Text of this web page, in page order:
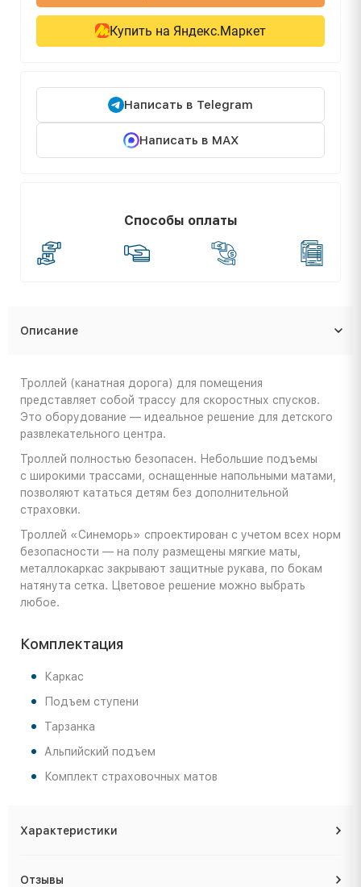
Купить на Яндекс.Маркет
Написать в Telegram
Написать в MAX
Способы оплаты
Описание
Троллей (канатная дорога) для помещения
представляет собой трассу для скоростных спусков.
Это оборудование — идеальное решение для детского
развлекательного центра.
Троллей полностью безопасен. Небольшие подъемы
с широкими трассами, оснащенные напольными матами,
позволяют кататься детям без дополнительной
страховки.
Троллей «Синеморь» спроектирован с учетом всех норм
безопасности — на полу размещены мягкие маты,
металлокаркас закрывают защитные рукава, по бокам
натянута сетка. Цветовое решение можно выбрать
любое.
Комплектация
Каркас
Подъем ступени
Тарзанка
Альпийский подъем
Комплект страховочных матов
Характеристики
Отзывы